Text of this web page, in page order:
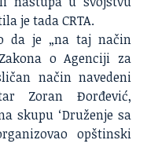
je tada CRTA.
da je „na taj način
o Agenciji za
način navedeni
Zoran Đorđević,
skupu ‘Druženje sa
opštinski